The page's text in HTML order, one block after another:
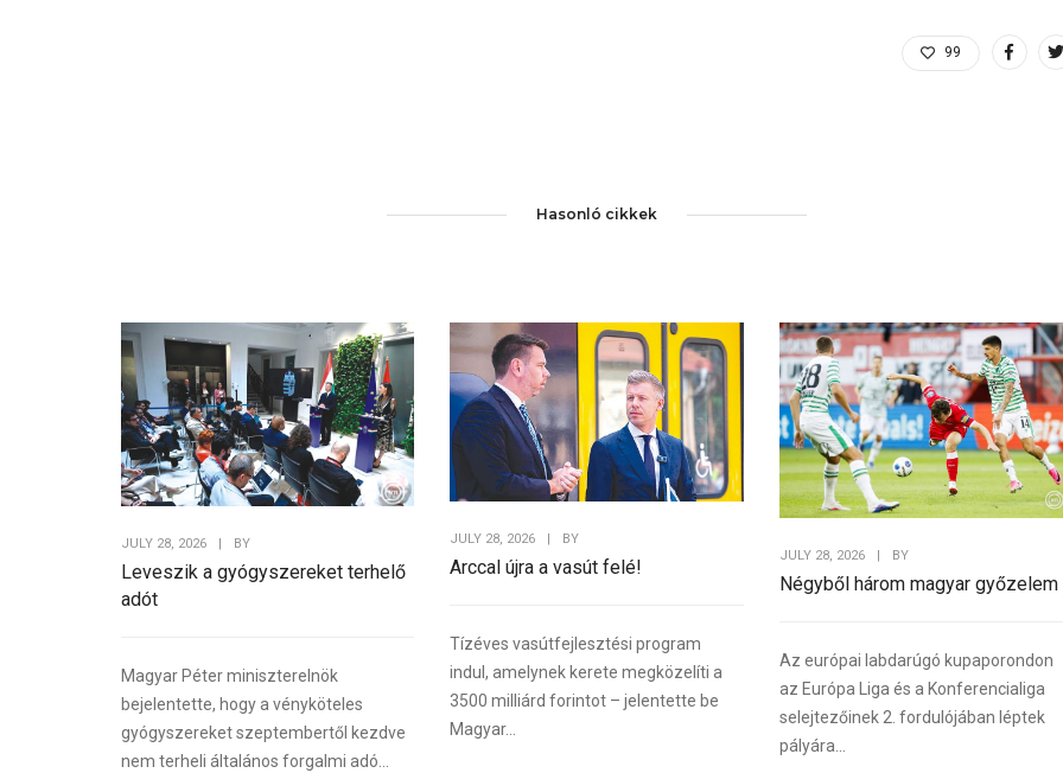
99
Hasonló cikkek
JULY 28, 2026 BY
Leveszik a gyógyszereket terhelő
adót
Magyar Péter miniszterelnök
bejelentette, hogy a vényköteles
gyógyszereket szeptembertől kezdve
nem terheli általános forgalmi adó...
JULY 28, 2026 BY
Arccal újra a vasút felé!
Tízéves vasútfejlesztési program
indul, amelynek kerete megközelíti a
3500 milliárd forintot – jelentette be
Magyar...
JULY 28, 2026 | BY
Négyből három magyar győzelem
Az európai labdarúgó kupaporondon
az Európa Liga és a Konferencialiga
selejtezőinek 2. fordulójában léptek
pályára...